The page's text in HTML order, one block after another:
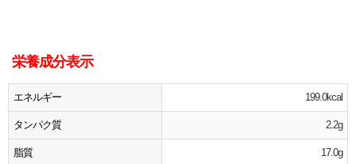
栄養成分表示
エネルギー 199.0kcal
タンパク質 2.2g
脂質 17.0g